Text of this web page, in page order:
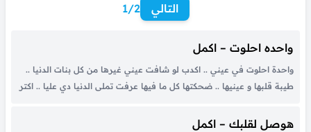
التالي 1/2
واحده احلوت – اكمل
واحدة احلوت في عيني .. اكدب لو شافت عيني غيرها من كل بنات الدنيا ..
طيبة قلبها و عينيها .. ضحكتها كل ما فيها عرفت تملى الدنيا دي عليا .. اكتر
هوصل لقلبك – اكمل